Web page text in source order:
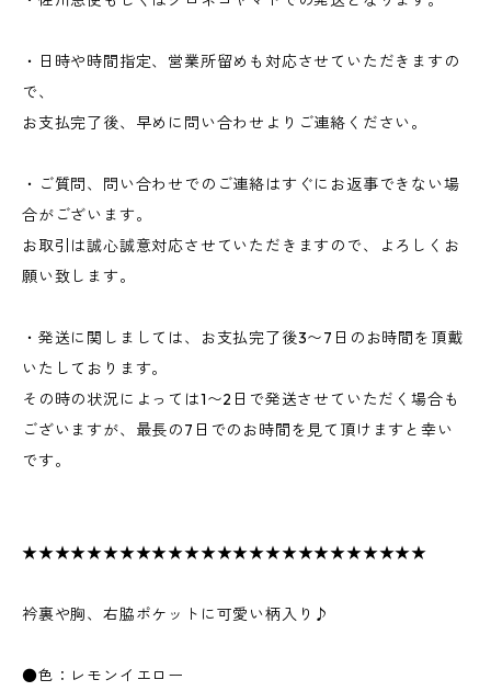
・日時や時間指定、営業所留めも対応させていただきますの
で、
お支払完了後、早めに問い合わせよりご連絡ください。
・ご質問、問い合わせでのご連絡はすぐにお返事できない場
合がございます。
お取引は誠心誠意対応させていただきますので、よろしくお
願い致します。
・発送に関しましては、お支払完了後3〜7日のお時間を頂戴
いたしております。
その時の状況によっては1〜2日で発送させていただく場合も
ございますが、最長の7日でのお時間を見て頂けますと幸い
です。
★★★★★★★★★★★★★★★★★★★★★★★★★
衿裏や胸、右脇ポケットに可愛い柄入り♪
●色：レモンイエロー